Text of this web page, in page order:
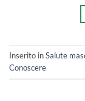
Inserito inSalute
Conoscere